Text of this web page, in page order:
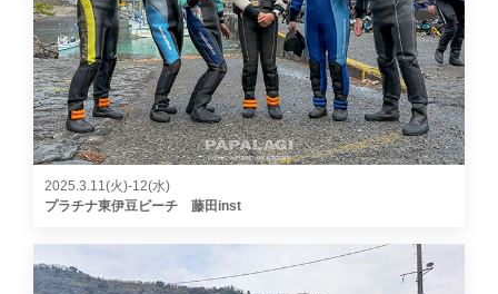
2025.3.11(火)-12(水)
プラチナ東伊豆ビーチ 藤田inst